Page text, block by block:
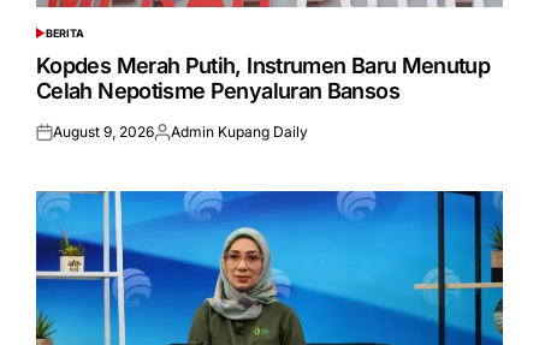
POSTED
IN
BERITA
Kopdes Merah Putih, Instrumen Baru Menutup
Celah Nepotisme Penyaluran Bansos
Posted
August 9, 2026Posted
Admin Kupang Daily